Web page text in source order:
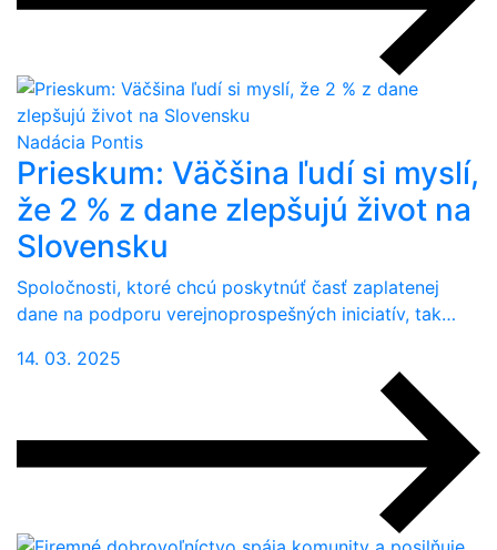
Nadácia Pontis
Prieskum: Väčšina ľudí si myslí,
že 2 % z dane zlepšujú život na
Slovensku
Spoločnosti, ktoré chcú poskytnúť časť zaplatenej
dane na podporu verejnoprospešných iniciatív, tak…
14. 03. 2025